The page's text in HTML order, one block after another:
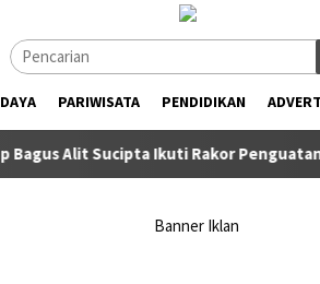
PARIWISATA PENDIDIKAN
Ikuti Rakor Penguatan Integritas dan